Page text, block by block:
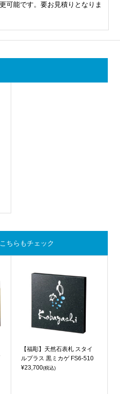
可能です。要お見積りとなりま
ちらもチェック
【福彫】天然石表札 スタイ
ルプラス 黒ミカゲ FS6-510
¥23,700(税込)